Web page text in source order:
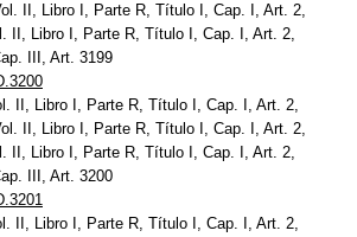
II, Libro I, Parte R, Título I, Cap. I, Art. 2,
II, Libro I, Parte R, Título I, Cap. I, Art. 2,
III, Art. 3199
II, Libro I, Parte R, Título I, Cap. I, Art. 2,
II, Libro I, Parte R, Título I, Cap. I, Art. 2,
II, Libro I, Parte R, Título I, Cap. I, Art. 2,
III, Art. 3200
II, Libro I, Parte R, Título I, Cap. I, Art. 2,